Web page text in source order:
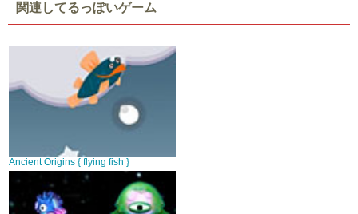
関連してるっぽいゲーム
Ancient Origins { flying fish }